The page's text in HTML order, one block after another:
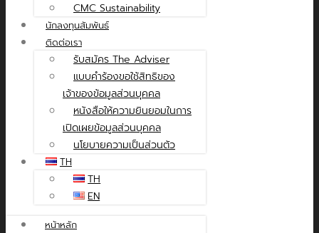
CMC Sustainability
นักลงทุนสัมพันธ์
ติดต่อเรา
รับสมัคร The Adviser
แบบคำร้องขอใช้สิทธิของ
เจ้าของข้อมูลส่วนบุคคล
หนังสือให้ความยินยอมในการ
เปิดเผยข้อมูลส่วนบุคคล
นโยบายความเป็นส่วนตัว
TH
TH
EN
หน้าหลัก